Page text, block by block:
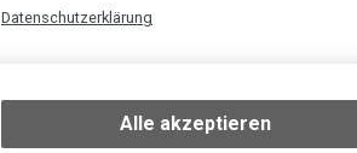
Datenschutzerklärung
Ihrem Gerät, um die
Verwendung des
Alle akzeptieren